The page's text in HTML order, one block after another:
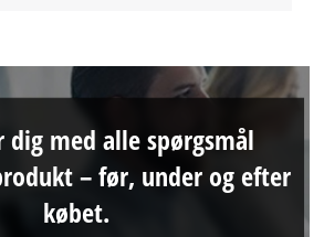
med alle spørgsmål
– før, under og efter
købet.